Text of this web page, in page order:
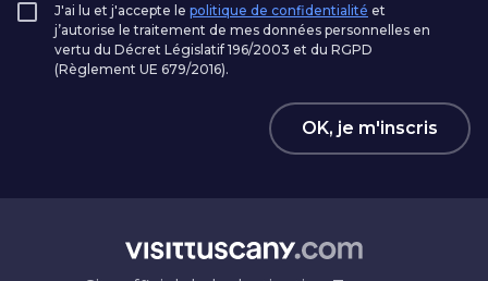
J'ai lu et j'accepte le politique de confidentialité et
j’autorise le traitement de mes données personnelles en
vertu du Décret Législatif 196/2003 et du RGPD
(Règlement UE 679/2016).
OK, je m'inscris